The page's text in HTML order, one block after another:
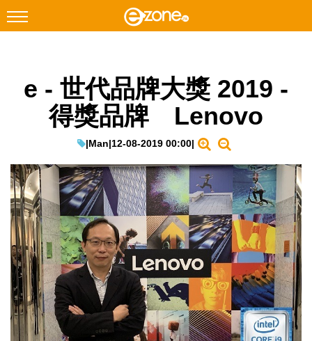
Facebook Instagram
科技焦點
遊戲動漫
教學評測
EduTech
IT Times
生成式AI與雲端應用
Enterprise Digital Transformation
特集
e - 世代品牌大獎 2019 -
得獎品牌 Lenovo
|Man|12-08-2019 00:00|